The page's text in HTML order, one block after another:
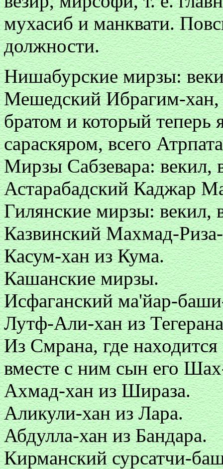
мухасиб и манквати.
должности.
Нишабурские мирзы:
Мешедский Ибрагим-
братом и который теперь
сараскяром, всего
Мирзы Сабзевара: векил,
Астарабадский Каджар
Гилянские мирзы: векил,
Казвинский Махмад-
Касум-хан из Кума.
Кашанские мирзы.
Исфаганский ма'йар-
Лутф-Али-хан из
Из Смрана, где
вместе с ним сын его
Ахмад-хан из Шираза.
Аликули-хан из Лара.
Абдулла-хан из Бандара.
Кирманский сурсатчи-